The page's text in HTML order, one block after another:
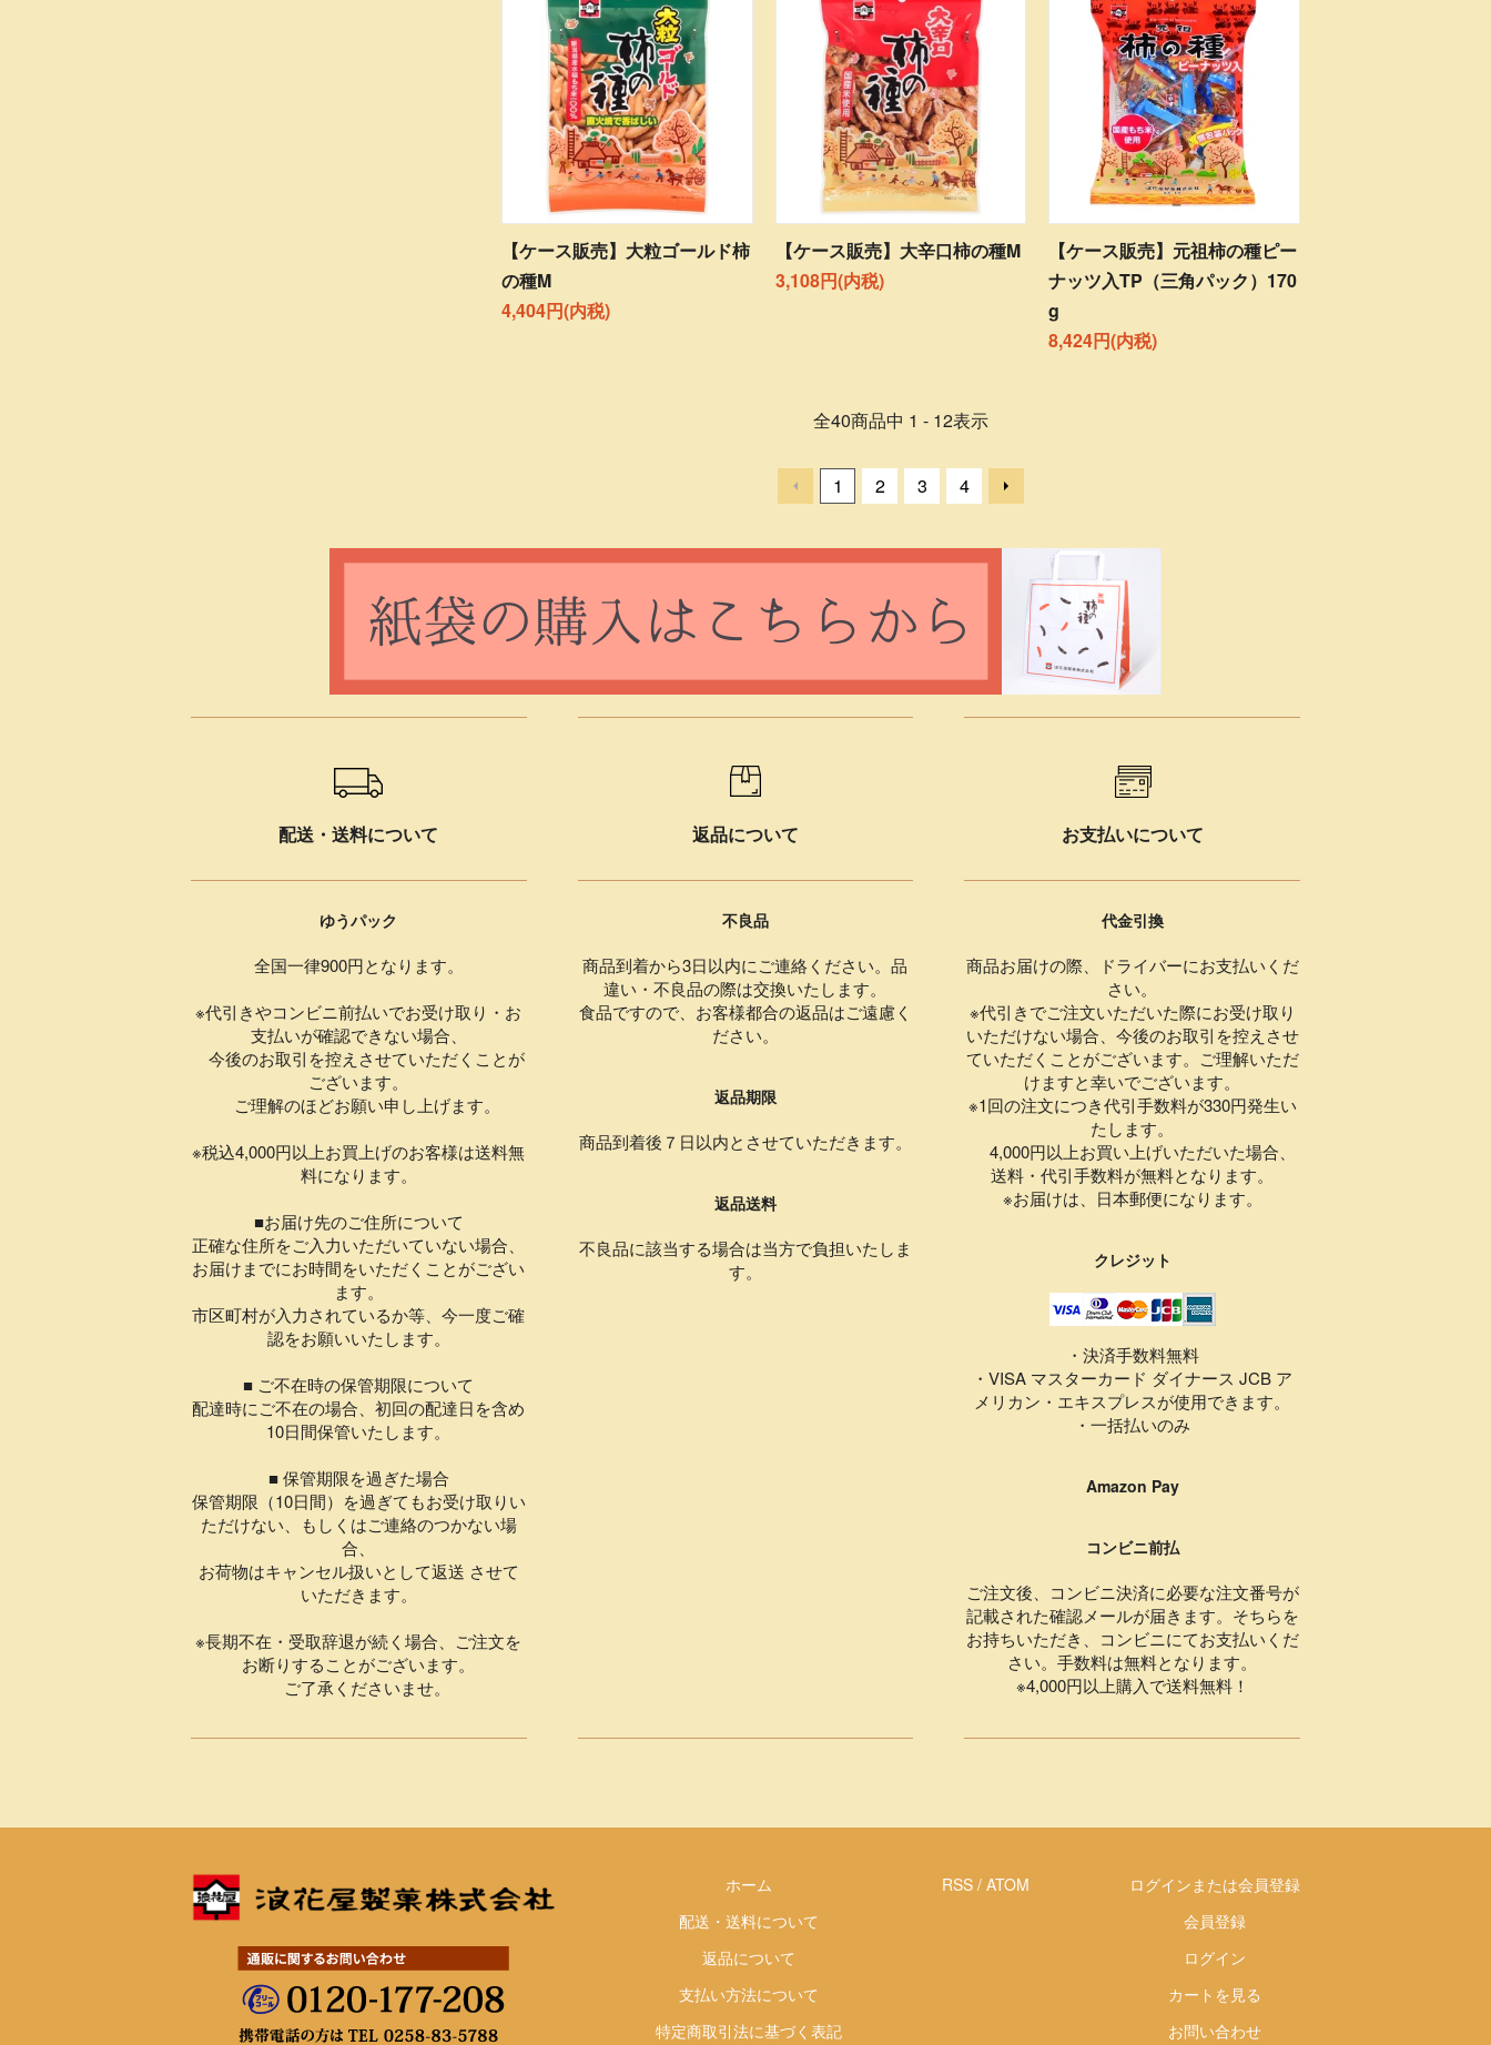
【ケース販売】大粒ゴールド柿
の種M
4,404円(内税)
【ケース販売】大辛口柿の種M
3,108円(内税)
【ケース販売】元祖柿の種ピー
ナッツ入TP（三角パック）170
g
8,424円(内税)
全40商品中 1 - 12表示
1 2 3 4
配送・送料について
ゆうパック
全国一律900円となります。
※代引きやコンビニ前払いでお受け取り・お
支払いが確認できない場合、
今後のお取引を控えさせていただくことが
ございます。
ご理解のほどお願い申し上げます。
※税込4,000円以上お買上げのお客様は送料無
料になります。
■お届け先のご住所について
正確な住所をご入力いただいていない場合、
お届けまでにお時間をいただくことがござい
ます。
市区町村が入力されているか等、今一度ご確
認をお願いいたします。
■ ご不在時の保管期限について
配達時にご不在の場合、初回の配達日を含め
10日間保管いたします。
■ 保管期限を過ぎた場合
保管期限（10日間）を過ぎてもお受け取りい
ただけない、もしくはご連絡のつかない場
合、
お荷物はキャンセル扱いとして返送 させて
いただきます。
※長期不在・受取辞退が続く場合、ご注文を
お断りすることがございます。
ご了承くださいませ。
返品について
不良品
商品到着から3日以内にご連絡ください。品
違い・不良品の際は交換いたします。
食品ですので、お客様都合の返品はご遠慮く
ださい。
返品期限
商品到着後７日以内とさせていただきます。
返品送料
不良品に該当する場合は当方で負担いたしま
す。
お支払いについて
代金引換
商品お届けの際、ドライバーにお支払いくだ
さい。
※代引きでご注文いただいた際にお受け取り
いただけない場合、今後のお取引を控えさせ
ていただくことがございます。ご理解いただ
けますと幸いでございます。
※1回の注文につき代引手数料が330円発生い
たします。
4,000円以上お買い上げいただいた場合、
送料・代引手数料が無料となります。
※お届けは、日本郵便になります。
クレジット
・決済手数料無料
・VISA マスターカード ダイナース JCB ア
メリカン・エキスプレスが使用できます。
・一括払いのみ
Amazon Pay
コンビニ前払
ご注文後、コンビニ決済に必要な注文番号が
記載された確認メールが届きます。そちらを
お持ちいただき、コンビニにてお支払いくだ
さい。手数料は無料となります。
※4,000円以上購入で送料無料！
ホーム
配送・送料について
返品について
支払い方法について
特定商取引法に基づく表記
RSS / ATOM
ログインまたは会員登録
会員登録
ログイン
カートを見る
お問い合わせ